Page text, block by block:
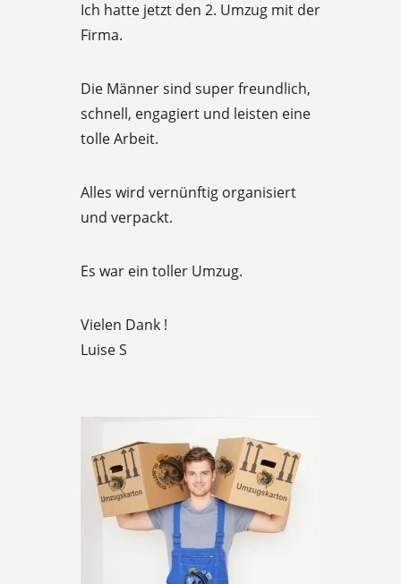
f
d
5
o
t
o
5
Ich hatte jetzt den 2. Umzug mit der
Firma.
Die Männer sind super freundlich,
schnell, engagiert und leisten eine
tolle Arbeit.
Alles wird vernünftig organisiert
und verpackt.
Es war ein toller Umzug.
Vielen Dank !
Luise S